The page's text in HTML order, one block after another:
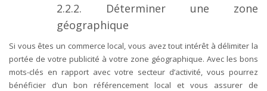
2.2.2. Déterminer une zone
géographique
Si vous êtes un commerce local, vous avez tout intérêt à délimiter la
portée de votre publicité à votre zone géographique. Avec les bons
mots-clés en rapport avec votre secteur d’activité, vous pourrez
bénéficier d’un bon référencement local et vous assurer de